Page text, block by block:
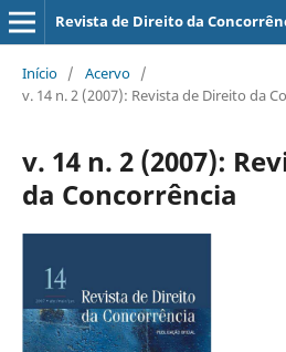
Revista de Direito da
Início / Acervo /
v. 14 n. 2 (2007): Revista de Direito da
v. 14 n. 2 (2007):
da Concorrência